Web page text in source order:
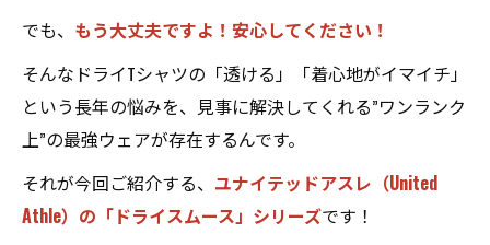
でも、 もう大丈夫ですよ！安心してください！
そんなドライTシャツの「透ける」「着心地がイマイチ」
という長年の悩みを、見事に解決してくれる”ワンランク
上”の最強ウェアが存在するんです。
それが今回ご紹介する、 ユナイテッドアスレ（United
Athle）の「ドライスムース」シリーズです！